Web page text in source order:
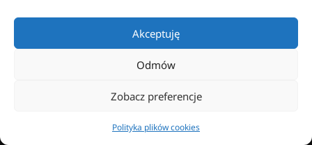
Akceptuję
Odmów
Zobacz preferencje
Polityka plików cookies